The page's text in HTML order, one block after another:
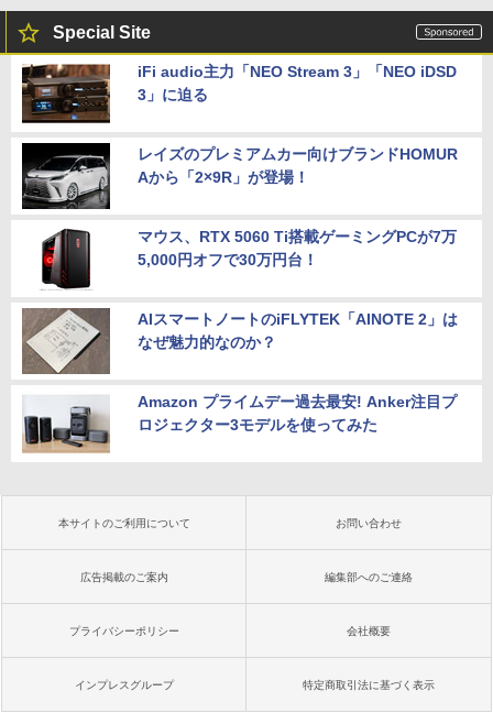
Special Site
iFi audio主力「NEO Stream 3」「NEO iDSD
3」に迫る
レイズのプレミアムカー向けブランドHOMUR
Aから「2×9R」が登場！
マウス、RTX 5060 Ti搭載ゲーミングPCが7万
5,000円オフで30万円台！
AIスマートノートのiFLYTEK「AINOTE 2」は
なぜ魅力的なのか？
Amazon プライムデー過去最安! Anker注目プ
ロジェクター3モデルを使ってみた
本サイトのご利用について お問い合わせ
広告掲載のご案内 編集部へのご連絡
プライバシーポリシー 会社概要
インプレスグループ 特定商取引法に基づく表示